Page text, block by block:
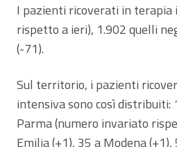
I pazienti ricoverati in terapia
rispetto a ieri), 1.902 quelli
(-71).
Sul territorio, i pazienti
intensiva sono così distribuiti:
Parma (numero invariato
Emilia (+1), 35 a Modena